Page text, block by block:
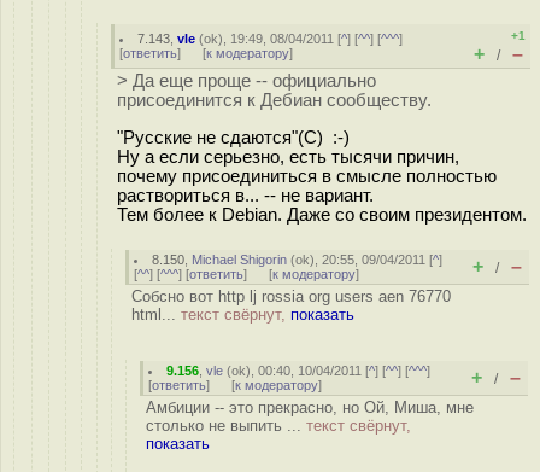
7.143 ,vle (ok), 19:49, 08/04/2011 [^] [^^] [^^^]
[ответить] [к модератору]
+1
+ / –
> Да еще проще -- официально
присоединится к Дебиан сообществу.
"Русские не сдаются"(С) :-)
Ну а если серьезно, есть тысячи причин,
почему присоединиться в смысле полностью
раствориться в... -- не вариант.
Тем более к Debian. Даже со своим президентом.
8.150 Michael Shigorin (ok), 20:55, 09/04/2011 [^]
[^^] [^^^] [ответить] [к модератору] + / –
Собсно вот http lj rossia org users aen 76770
html... текст свёрнут, показать
9.156 ,vle (ok), 00:40, 10/04/2011 [^] [^^] [^^^]
[ответить] [к модератору] + / –
Амбиции -- это прекрасно, но Ой, Миша, мне
столько не выпить ... текст свёрнут,
показать